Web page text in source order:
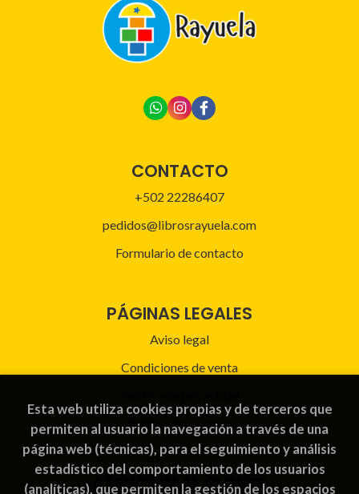
CONTACTO
+502 22286407
pedidos@librosrayuela.com
Formulario de contacto
PÁGINAS LEGALES
Aviso legal
Condiciones de venta
Política de Cookies
ATENCIÓN AL CLIENTE
Esta web utiliza cookies propias y de terceros que
permiten al usuario la navegación a través de una
página web (técnicas), para el seguimiento y análisis
estadístico del comportamiento de los usuarios
(analíticas), que permiten la gestión de los espacios